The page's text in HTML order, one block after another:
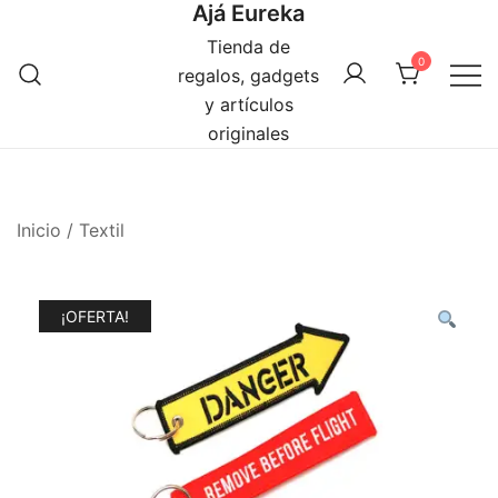
contenido
Ajá Eureka
Tienda de
regalos, gadgets
y artículos
originales
0
Inicio / Textil
¡OFERTA!